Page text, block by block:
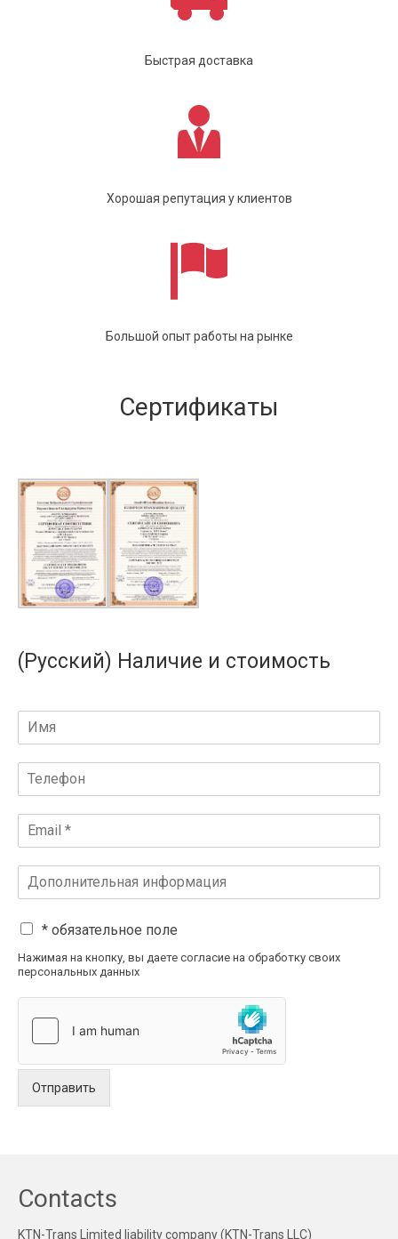
Быстрая доставка
Хорошая репутация у клиентов
Большой опыт работы на рынке
Сертификаты
(Русский) Наличие и стоимость
* обязательное поле
Нажимая на кнопку, вы даете согласие на обработку своих
персональных данных
Отправить
Contacts
KTN-Trans Limited liability company (KTN-Trans LLC)